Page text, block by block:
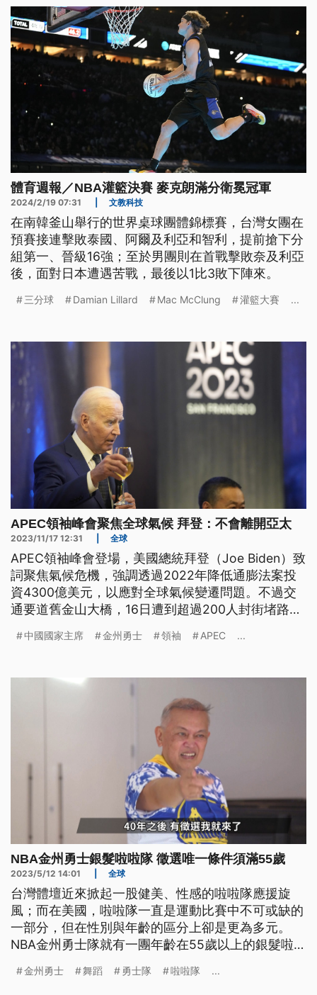
體育週報／NBA灌籃決賽 麥克朗滿分衛冕冠軍
2024/2/19 07:31 文教科技
在南韓釜山舉行的世界桌球團體錦標賽，台灣女團在
預賽接連擊敗泰國、阿爾及利亞和智利，提前搶下分
組第一、晉級16強；至於男團則在首戰擊敗奈及利亞
後，面對日本遭遇苦戰，最後以1比3敗下陣來。
三分球 Damian Lillard Mac McClung 灌籃大賽 ...
APEC領袖峰會聚焦全球氣候 拜登：不會離開亞太
2023/11/17 12:31 全球
APEC領袖峰會登場，美國總統拜登（Joe Biden）致
詞聚焦氣候危機，強調透過2022年降低通膨法案投
資4300億美元，以應對全球氣候變遷問題。不過交
通要道舊金山大橋，16日遭到超過200人封街堵路，
中國國家主席 金州勇士 領袖 APEC ...
NBA金州勇士銀髮啦啦隊 徵選唯一條件須滿55歲
2023/5/12 14:01 全球
台灣體壇近來掀起一股健美、性感的啦啦隊應援旋
風；而在美國，啦啦隊一直是運動比賽中不可或缺的
一部分，但在性別與年齡的區分上卻是更為多元。
NBA金州勇士隊就有一團年齡在55歲以上的銀髮啦啦
熱血沸騰、大力的鼓掌叫好。
金州勇士 舞蹈 勇士隊 啦啦隊 ...